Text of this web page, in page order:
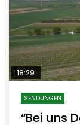
18:29
SENDUNGEN
“Bei uns